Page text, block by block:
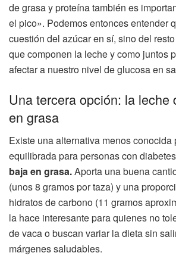
de grasa y proteína también es
el pico». Podemos entonces entender
cuestión del azúcar en sí, sino del
que componen la leche y como juntos
afectar a nuestro nivel de glucosa en
Una tercera opción: la leche
en grasa
Existe una alternativa menos conocida
equilibrada para personas con diabetes
baja en grasa.Aporta una buena
(unos 8 gramos por taza) y una
hidratos de carbono (11 gramos
la hace interesante para quienes no
de vaca o buscan variar la dieta sin
márgenes saludables.